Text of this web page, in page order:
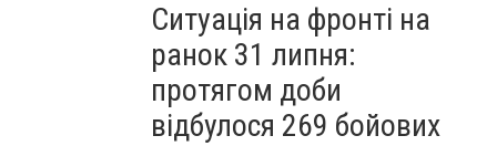
Ситуація на фронті на
ранок 31 липня:
протягом доби
відбулося 269 бойових